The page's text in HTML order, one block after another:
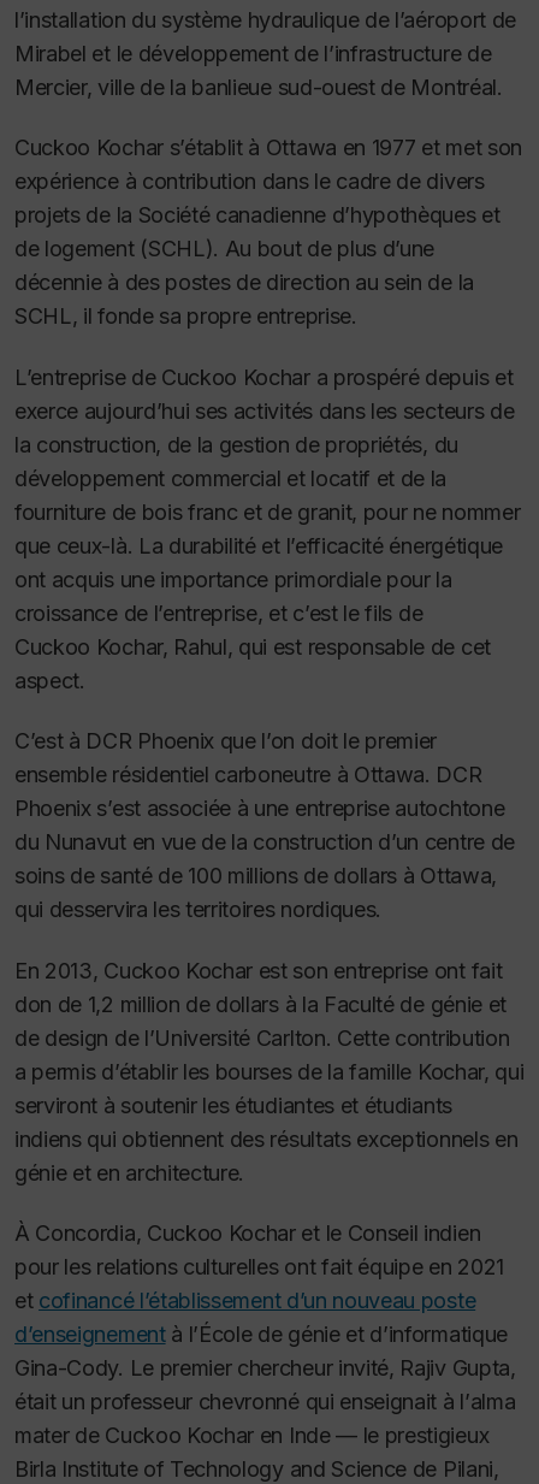
l’installation du système hydraulique de l’aéroport de
Mirabel et le développement de l’infrastructure de
Mercier, ville de la banlieue sud-ouest de Montréal.
Cuckoo Kochar s’établit à Ottawa en 1977 et met son
expérience à contribution dans le cadre de divers
projets de la Société canadienne d’hypothèques et
de logement (SCHL). Au bout de plus d’une
décennie à des postes de direction au sein de la
SCHL, il fonde sa propre entreprise.
L’entreprise de Cuckoo Kochar a prospéré depuis et
exerce aujourd’hui ses activités dans les secteurs de
la construction, de la gestion de propriétés, du
développement commercial et locatif et de la
fourniture de bois franc et de granit, pour ne nommer
que ceux-là. La durabilité et l’efficacité énergétique
ont acquis une importance primordiale pour la
croissance de l’entreprise, et c’est le fils de
Cuckoo Kochar, Rahul, qui est responsable de cet
aspect.
C’est à DCR Phoenix que l’on doit le premier
ensemble résidentiel carboneutre à Ottawa. DCR
Phoenix s’est associée à une entreprise autochtone
du Nunavut en vue de la construction d’un centre de
soins de santé de 100 millions de dollars à Ottawa,
qui desservira les territoires nordiques.
En 2013, Cuckoo Kochar est son entreprise ont fait
don de 1,2 million de dollars à la Faculté de génie et
de design de l’Université Carlton. Cette contribution
a permis d’établir les bourses de la famille Kochar, qui
serviront à soutenir les étudiantes et étudiants
indiens qui obtiennent des résultats exceptionnels en
génie et en architecture.
À Concordia, Cuckoo Kochar et le Conseil indien
pour les relations culturelles ont fait équipe en 2021
et cofinancé l’établissement d’un nouveau poste
d’enseignementà l’École de génie et d’informatique
Gina-Cody. Le premier chercheur invité, Rajiv Gupta,
était un professeur chevronné qui enseignait à l’alma
materde Cuckoo Kochar en Inde — le prestigieux
Birla Institute of Technology and Science de Pilani,